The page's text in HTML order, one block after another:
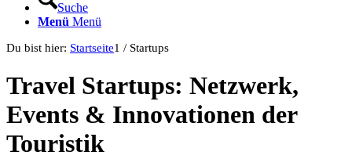
Suche
Menü Menü
Du bist hier: Startseite1 / Startups
Travel Startups: Netzwerk,
Events & Innovationen der
Touristik